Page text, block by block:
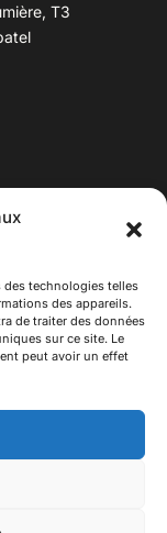
technologies telles
des appareils.
de traiter des données
sur ce site. Le
peut avoir un effet
T3